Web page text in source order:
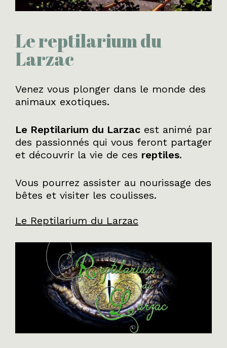
Le reptilarium du
Larzac
Venez vous plonger dans le monde des
animaux exotiques.
Le Reptilarium du Larzac est animé par
des passionnés qui vous feront partager
et découvrir la vie de ces reptiles.
Vous pourrez assister au nourissage des
bêtes et visiter les coulisses.
Le Reptilarium du Larzac